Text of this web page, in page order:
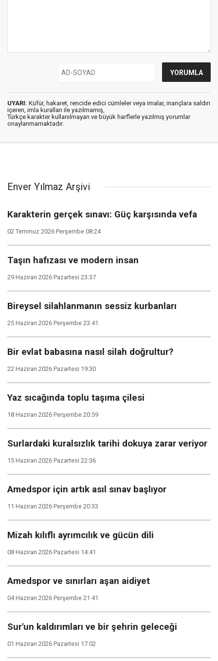
UYARI: Küfür, hakaret, rencide edici cümleler veya imalar, inançlara saldırı
içeren, imla kuralları ile yazılmamış,
Türkçe karakter kullanılmayan ve büyük harflerle yazılmış yorumlar
onaylanmamaktadır.
Enver Yılmaz Arşivi
Karakterin gerçek sınavı: Güç karşısında vefa
02 Temmuz 2026 Perşembe 08:24
Taşın hafızası ve modern insan
29 Haziran 2026 Pazartesi 23:37
Bireysel silahlanmanın sessiz kurbanları
25 Haziran 2026 Perşembe 23:41
Bir evlat babasına nasıl silah doğrultur?
22 Haziran 2026 Pazartesi 19:30
Yaz sıcağında toplu taşıma çilesi
18 Haziran 2026 Perşembe 20:59
Surlardaki kuralsızlık tarihi dokuya zarar veriyor
15 Haziran 2026 Pazartesi 22:36
Amedspor için artık asıl sınav başlıyor
11 Haziran 2026 Perşembe 20:33
Mizah kılıflı ayrımcılık ve gücün dili
08 Haziran 2026 Pazartesi 14:41
Amedspor ve sınırları aşan aidiyet
04 Haziran 2026 Perşembe 21:41
Sur'un kaldırımları ve bir şehrin geleceği
01 Haziran 2026 Pazartesi 17:02